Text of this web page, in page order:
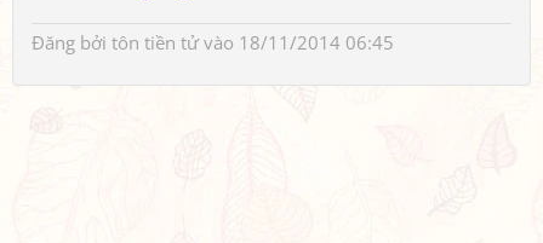
Đăng bởi tôn tiền tửvào 18/11/2014 06:45